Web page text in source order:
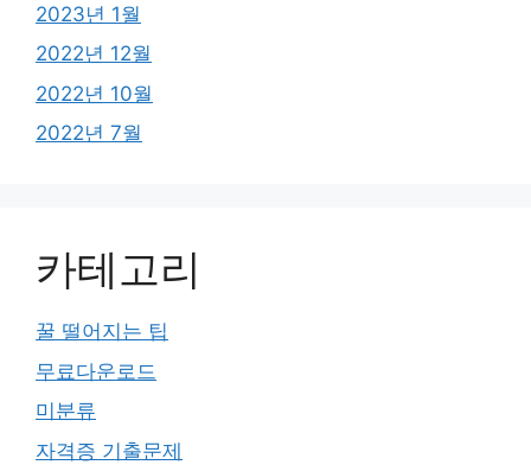
2023년 1월
2022년 12월
2022년 10월
2022년 7월
카테고리
꿀 떨어지는 팁
무료다운로드
미분류
자격증 기출문제